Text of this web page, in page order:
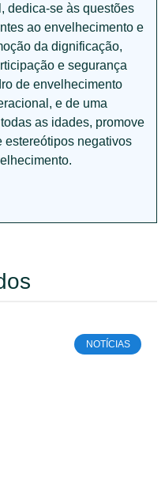
dedica-se às questões
ao envelhecimento e
da dignificação,
e segurança
de envelhecimento
e de uma
as idades, promove
estereótipos negativos
NOTÍCIAS